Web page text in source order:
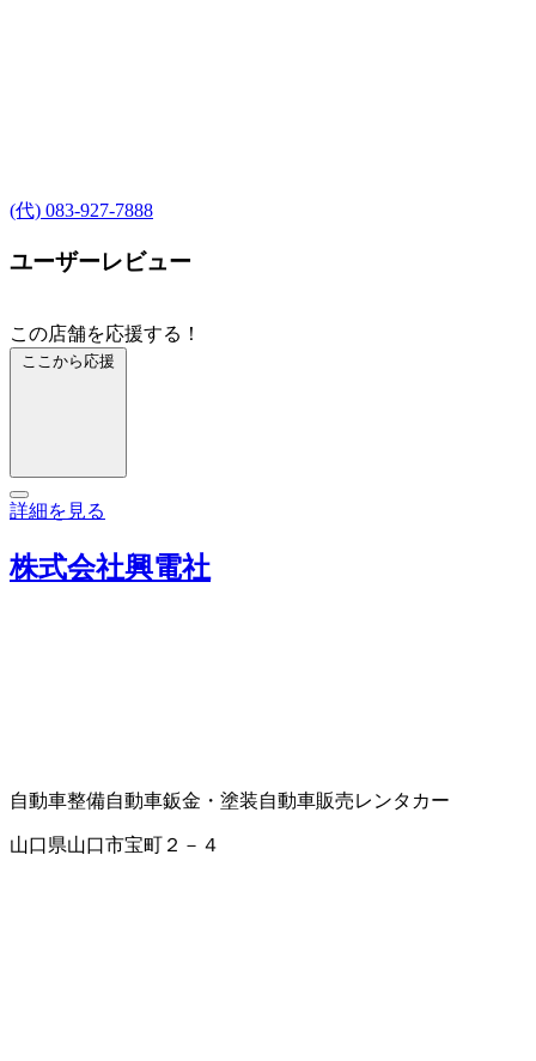
(代) 083-927-7888
ユーザーレビュー
この店舗を応援する！
ここから応援
詳細を見る
株式会社興電社
自動車整備自動車鈑金・塗装自動車販売レンタカー
山口県山口市宝町２－４